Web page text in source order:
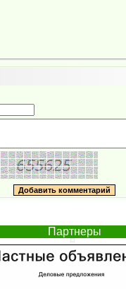
Партнеры